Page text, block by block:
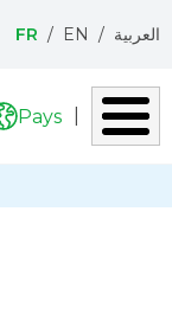
FR EN العربية
Liste
des
Pays